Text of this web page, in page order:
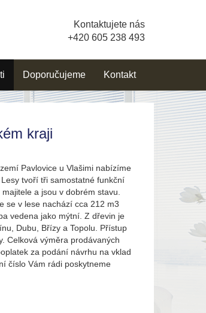
Kontaktujete nás
+420 605 238 493
Doporučujeme Kontakt
kraji
Pavlovice u Vlašimi nabízíme
tvoří tři samostatné funkční
a jsou v dobrém stavu.
se v lese nachází cca 212 m3
vedena jako mýtní. Z dřevin je
Dubu, Břízy a Topolu. Přístup
Celková výměra prodávaných
za podání návrhu na vklad
číslo Vám rádi poskytneme